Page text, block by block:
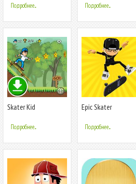
Подробнее... Подробнее...
Skater Kid
Подробнее...
Epic Skater
Подробнее...